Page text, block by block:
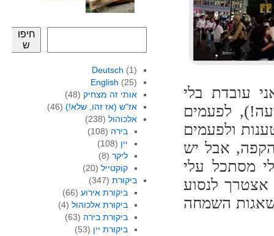
עובדת בלי
לפעמים
ולפעמים
אבל יש
שלי מסתכל עלי
אצטרך לנסוע
שאגות השמחה
חיפו
ש
Deutsch (1)
English (25)
אותי זה מצחיק(48)
אז"ש (אז זהו, שלא!)(46)
אלכוהול(238)
בירה (108)
יין (108)
ליקר (8)
קוקטייל (20)
ביקורת(347)
ביקורת אירוע (66)
ביקורת אלכוהול (4)
ביקורת בירה (63)
ביקורת יין (53)